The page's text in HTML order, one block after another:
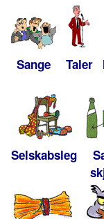
Sange Taler
Selskabsleg